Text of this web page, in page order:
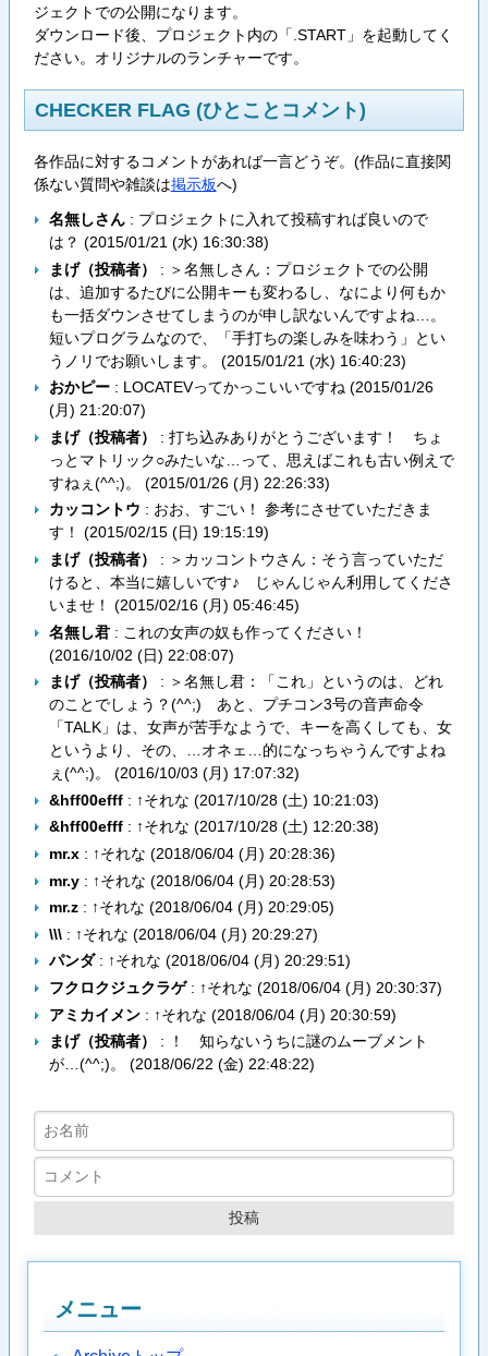
ジェクトでの公開になります。
ダウンロード後、プロジェクト内の「.START」を起動してく
ださい。オリジナルのランチャーです。
CHECKER FLAG (ひとことコメント)
各作品に対するコメントがあれば一言どうぞ。(作品に直接関
係ない質問や雑談は掲示板へ)
名無しさん: プロジェクトに入れて投稿すれば良いので
は？ (2015/01/21 (水) 16:30:38)
まげ（投稿者）
: ＞名無しさん：プロジェクトでの公開
は、追加するたびに公開キーも変わるし、なにより何もか
も一括ダウンさせてしまうのが申し訳ないんですよね…。
短いプログラムなので、「手打ちの楽しみを味わう」とい
うノリでお願いします。 (2015/01/21 (水) 16:40:23)
おかピー: LOCATEVってかっこいいですね (2015/01/26
(月) 21:20:07)
まげ（投稿者）
: 打ち込みありがとうございます！ ちょ
っとマトリック○みたいな…って、思えばこれも古い例えで
すねぇ(^^;)。 (2015/01/26 (月) 22:26:33)
カッコントウ : おお、すごい！ 参考にさせていただきま
す！ (2015/02/15 (日) 19:15:19)
まげ（投稿者）
: ＞カッコントウさん：そう言っていただ
けると、本当に嬉しいです♪ じゃんじゃん利用してくださ
いませ！ (2015/02/16 (月) 05:46:45)
名無し君: これの女声の奴も作ってください！
(2016/10/02 (日) 22:08:07)
まげ（投稿者）
: ＞名無し君：「これ」というのは、どれ
のことでしょう？(^^;) あと、プチコン3号の音声命令
「TALK」は、女声が苦手なようで、キーを高くしても、女
というより、その、…オネェ…的になっちゃうんですよね
ぇ(^^;)。 (2016/10/03 (月) 17:07:32)
&hff00efff: ↑それな (2017/10/28 (土) 10:21:03)
&hff00efff: ↑それな (2017/10/28 (土) 12:20:38)
mr.x: ↑それな (2018/06/04 (月) 20:28:36)
mr.y: ↑それな (2018/06/04 (月) 20:28:53)
mr.z: ↑それな (2018/06/04 (月) 20:29:05)
\\\: ↑それな (2018/06/04 (月) 20:29:27)
パンダ: ↑それな (2018/06/04 (月) 20:29:51)
フクロクジュクラゲ: ↑それな (2018/06/04 (月) 20:30:37)
アミカイメン: ↑それな (2018/06/04 (月) 20:30:59)
まげ（投稿者）
: ！ 知らないうちに謎のムーブメント
が…(^^;)。 (2018/06/22 (金) 22:48:22)
メニュー